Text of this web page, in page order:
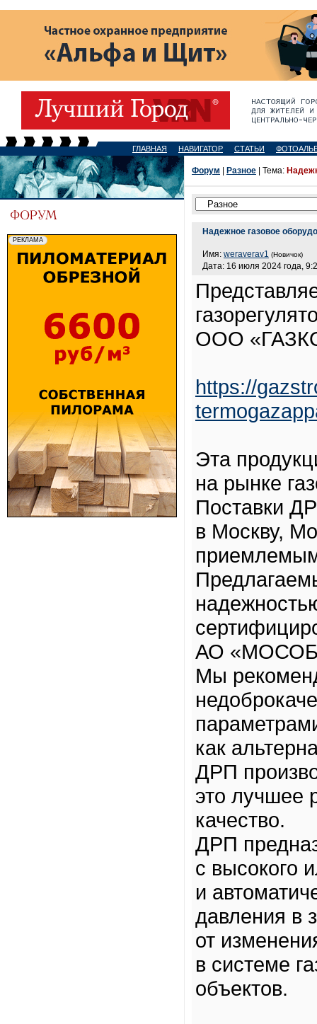
ГЛАВНАЯ НАВИГАТОР СТАТЬИ
Форум Разное | Тема:
Надежное газовое
Имя: weraverav1 (Новичок)
Дата: 16 июля 2024 года,
ООО
https://
Эта
на рынке
Поставки
в Москву,
АО
Мы
как
ДРП
это лучшее
качество.
ДРП
с высокого
и
давления в
от
в системе
объектов.